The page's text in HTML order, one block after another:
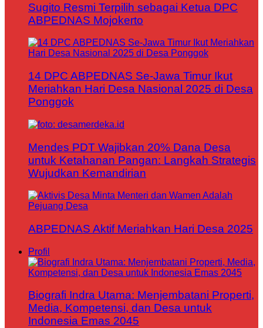
Sugito Resmi Terpilih sebagai Ketua DPC
ABPEDNAS Mojokerto
14 DPC ABPEDNAS Se-Jawa Timur Ikut
Meriahkan Hari Desa Nasional 2025 di Desa
Ponggok
Mendes PDT Wajibkan 20% Dana Desa
untuk Ketahanan Pangan: Langkah Strategis
Wujudkan Kemandirian
ABPEDNAS Aktif Meriahkan Hari Desa 2025
Profil
Biografi Indra Utama: Menjembatani Properti,
Media, Kompetensi, dan Desa untuk
Indonesia Emas 2045